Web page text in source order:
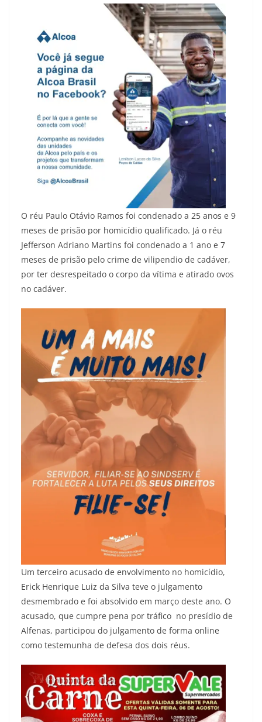
O réu Paulo Otávio Ramos foi condenado a 25 anos e 9
meses de prisão por homicídio qualificado. Já o réu
Jefferson Adriano Martins foi condenado a 1 ano e 7
meses de prisão pelo crime de vilipendio de cadáver,
por ter desrespeitado o corpo da vítima e atirado ovos
no cadáver.
Um terceiro acusado de envolvimento no homicídio,
Erick Henrique Luiz da Silva teve o julgamento
desmembrado e foi absolvido em março deste ano. O
acusado, que cumpre pena por tráfico no presídio de
Alfenas, participou do julgamento de forma online
como testemunha de defesa dos dois réus.